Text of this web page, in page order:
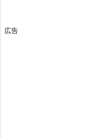
広告